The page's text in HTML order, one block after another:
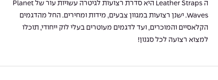
ה Leather Straps היא סדרת רצועות לגיטרה עשויות עור של Planet
Waves. ישנן רצועות במגוון צבעים, מידות ומחירים. החל מהדגמים
הקלאסיים והמוכרים, ועד לדגמים מעוטרים בעלי לוק ייחודי, תוכלו
למצוא רצועה לכל סגנון!